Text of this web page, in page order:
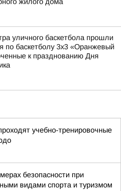
уличного баскетбола прошли
по баскетболу 3x3 «Оранжевый
к празднованию Дня
учебно-тренировочные
безопасности при
видами спорта и туризмом